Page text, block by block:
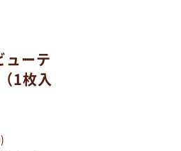
ューテ
1枚入